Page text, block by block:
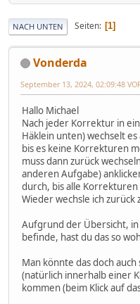
NACH UNTEN Seiten 1
Vonderda
September 13, 2024, 02:09:48
Hallo Michael
Nach jeder Korrektur in
Häklein unten) wechselt
bis es keine Korrekturen
muss dann zurück
anderen Aufgabe)
durch, bis alle
Wieder wechsle ich zurück
Aufgrund der Übersicht,
befinde, hast du das so
Man könnte das doch
(natürlich innerhalb einer
kommen (beim Klick auf